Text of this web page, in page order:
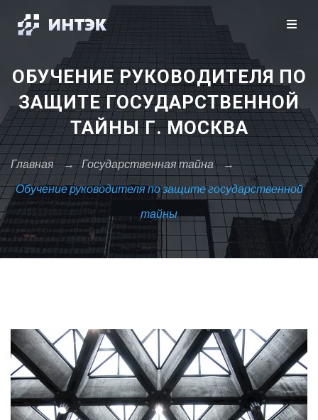
ОБУЧЕНИЕ РУКОВОДИТЕЛЯ ПО
ЗАЩИТЕ ГОСУДАРСТВЕННОЙ
ТАЙНЫ Г. МОСКВА
Главная → Государственная тайна →
Обучение руководителя по защите государственной
тайны
Сбросить
Закрыть X
Москва
Санкт-Петербург
А
Архангельск
Астрахань
Б
Барнаул
Белгород
Брянск
Владимир
Волгоград
Воронеж
Е